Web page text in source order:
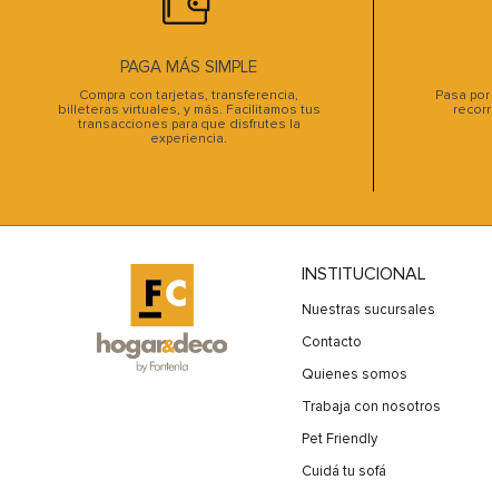
PAGA MÁS SIMPLE
Compra con tarjetas, transferencia,
billeteras virtuales, y más. Facilitamos tus
transacciones para que disfrutes la
experiencia.
Pasa
INSTITUCIONAL
Nuestras sucursales
Contacto
Quienes somos
Trabaja con nosotros
Pet Friendly
Cuidá tu sofá